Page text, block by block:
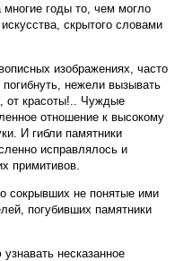
годы то, чем могло
скрытого словами
изображениях, часто
нежели вызывать
от красоты!.. Чуждые
отношение к высокому
И гибли памятники
исправлялось и
примитивов.
сокрывших не понятые ими
погубивших памятники
несказанное